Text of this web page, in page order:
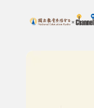
上方功能區塊
搜尋關鍵字：可